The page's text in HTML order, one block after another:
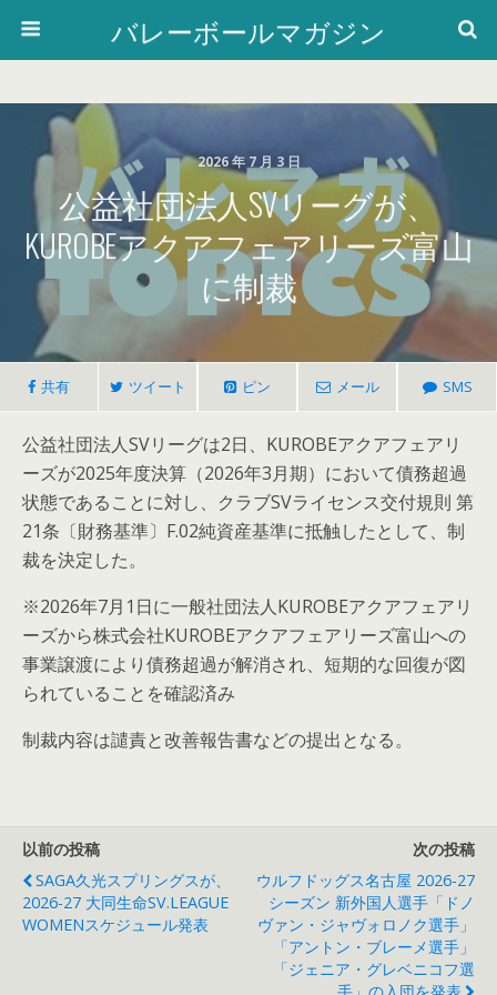
バレーボールマガジン
2026 年 7 月 3 日
公益社団法人SVリーグが、
KUROBEアクアフェアリーズ富山
に制裁
共有 ツイート ピン メール SMS
公益社団法人SVリーグは2日、KUROBEアクアフェアリ
ーズが2025年度決算（2026年3月期）において債務超過
状態であることに対し、クラブSVライセンス交付規則 第
21条〔財務基準〕F.02純資産基準に抵触したとして、制
裁を決定した。
※2026年7月1日に一般社団法人KUROBEアクアフェアリ
ーズから株式会社KUROBEアクアフェアリーズ富山への
事業譲渡により債務超過が解消され、短期的な回復が図
られていることを確認済み
制裁内容は譴責と改善報告書などの提出となる。
以前の投稿
SAGA久光スプリングスが、
2026-27 大同生命SV.LEAGUE
WOMENスケジュール発表
次の投稿
ウルフドッグス名古屋 2026-27
シーズン 新外国人選手「ドノ
ヴァン・ジャヴォロノク選手」
「アントン・ブレーメ選手」
「ジェニア・グレベニコフ選